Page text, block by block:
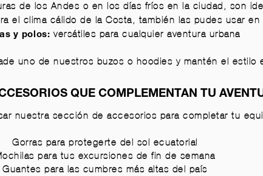
de los Andes o en los días fríos en la ciudad, son
el clima cálido de la Costa, también las pudes usar en
y polos: versátiles para cualquier aventura urbana
uno de nuestros buzos o hoodies y mantén el estilo
QUE COMPLEMENTAN TU
nuestra sección deaccesorios para completar tu
Gorras para protegerte del sol ecuatorial
para tus excursiones de fin de semana
Guantes para las cumbres más altas del país